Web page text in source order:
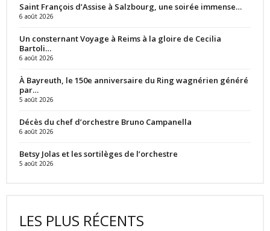
Saint François d’Assise à Salzbourg, une soirée immense…
6 août 2026
Un consternant Voyage à Reims à la gloire de Cecilia
Bartoli…
6 août 2026
À Bayreuth, le 150e anniversaire du Ring wagnérien généré
par…
5 août 2026
Décès du chef d’orchestre Bruno Campanella
6 août 2026
Betsy Jolas et les sortilèges de l’orchestre
5 août 2026
LES PLUS RÉCENTS